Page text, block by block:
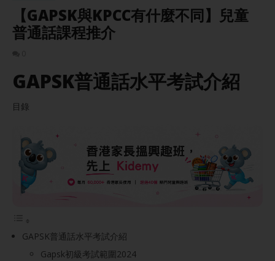
【GAPSK與KPCC有什麼不同】兒童
普通話課程推介
GAPSK普通話水平考試介紹
目錄
GAPSK普通話水平考試介紹
Gapsk初級考試範圍2024